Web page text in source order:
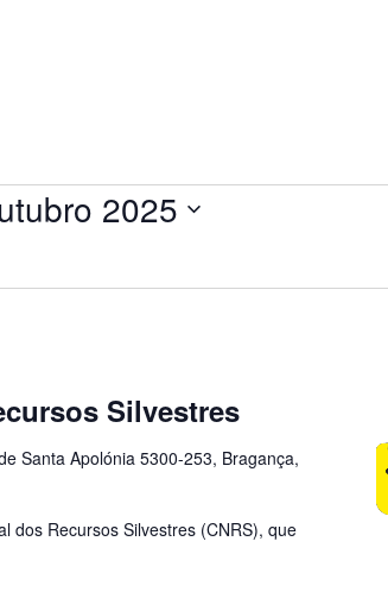
2025
Silvestres
Santa Apolónia 5300-253, Bragança,
dos Recursos Silvestres (CNRS), que